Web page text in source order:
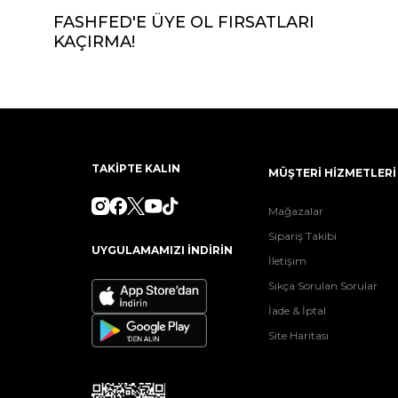
FASHFED'E ÜYE OL FIRSATLARI
KAÇIRMA!
TAKİPTE KALIN
UYGULAMAMIZI İNDİRİN
MÜŞTERİ HİZMETLERİ
Mağazalar
Sipariş Takibi
İletişim
Sıkça Sorulan Sorular
İade & İptal
Site Haritası